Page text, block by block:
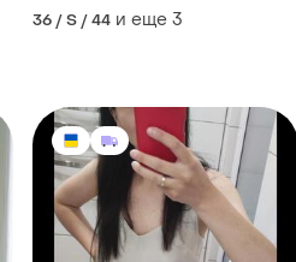
36 / S / 44 и еще 3